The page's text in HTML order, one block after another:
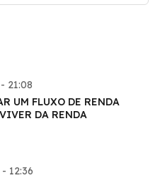
21:08
UM FLUXO DE RENDA
DA RENDA
12:36